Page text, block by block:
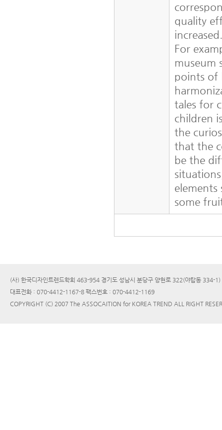
quality
For
museum
points of
tales for
children
the
that the
be the
some
(사) 한국디자인트렌드학회 463-954 경기도 성남시 분당구 양현로 322(야탑동 334-
대표전화 : 070-4412-1167-8 팩스번호 : 070-4412-1169
COPYRIGHT (C) 2007 The ASSOCAITION for KOREA TREND ALL RIGHT